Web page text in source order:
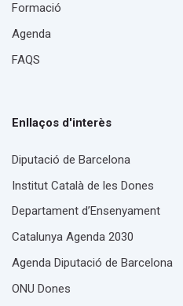
Formació
Agenda
FAQS
Enllaços d'interès
Diputació de Barcelona
Institut Català de les Dones
Departament d’Ensenyament
Catalunya Agenda 2030
Agenda Diputació de Barcelona
ONU Dones